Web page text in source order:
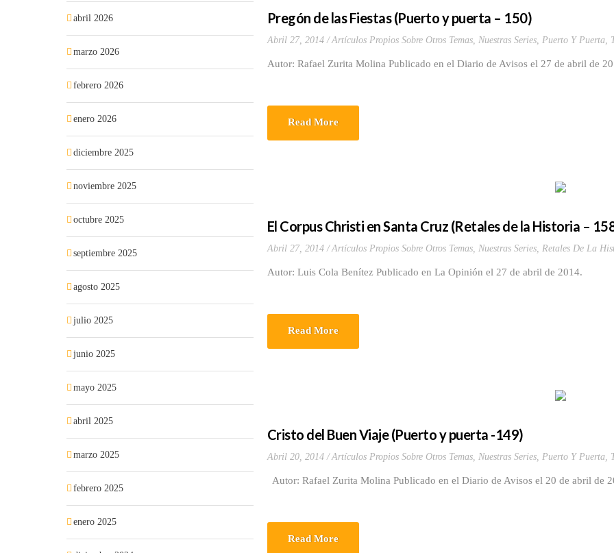
Pregón de las Fiestas (Puerto y puerta – 150)
Abril 27, 2014 Artículos Propios Sobre Otros Temas, Nuestras Series, Puerto Y Puerta,
Autor: Rafael Zurita Molina Publicado en el Diario de Avisos el 27 de abril de
Read More
El Corpus Christi en Santa Cruz (Retales de la Historia –
Abril 27, 2014 Artículos Propios Sobre Otros Temas, Nuestras Series, Retales De La
Autor: Luis Cola Benítez Publicado en La Opinión el 27 de abril de 2014.
Read More
Cristo del Buen Viaje (Puerto y puerta -149)
Abril 20, 2014 Artículos Propios Sobre Otros Temas, Nuestras Series, Puerto Y Puerta,
Autor: Rafael Zurita Molina Publicado en el Diario de Avisos el 20 de abril de
Read More
abril 2026
marzo 2026
febrero 2026
enero 2026
diciembre 2025
noviembre 2025
octubre 2025
septiembre 2025
agosto 2025
julio 2025
junio 2025
mayo 2025
abril 2025
marzo 2025
febrero 2025
enero 2025